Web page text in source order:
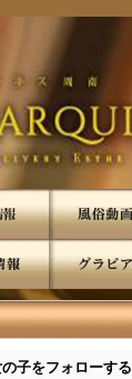
子をフォローする